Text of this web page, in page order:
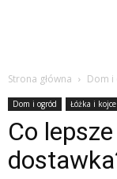
Strona główna Dom
Dom i ogród Łóżka i kojce
Co